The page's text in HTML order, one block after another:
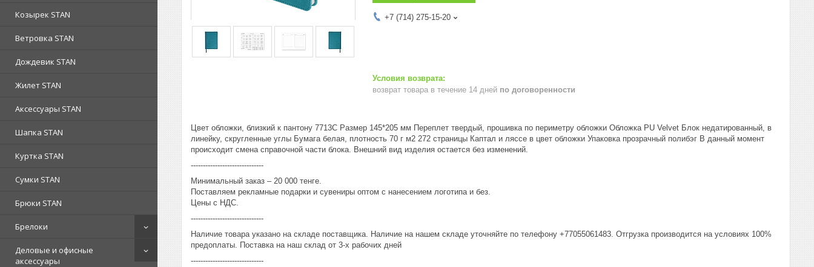
Козырек STAN
Ветровка STAN
Дождевик STAN
Жилет STAN
Аксессуары STAN
Шапка STAN
Куртка STAN
Сумки STAN
Брюки STAN
Брелоки
Деловые и офисные
аксессуары
+7 (714) 275-15-20
возврат товара в течение 14 дней по договоренности
Цвет обложки, близкий к пантону 7713C Размер 145*205 мм Переплет твердый, прошивка по периметру обложки Обложка PU Velvet Блок недатированный, в
линейку, скругленные углы Бумага белая, плотность 70 г м2 272 страницы Каптал и ляссе в цвет обложки Упаковка прозрачный полибэг В данный момент
происходит смена справочной части блока. Внешний вид изделия остается без изменений.
------------------------------
Минимальный заказ – 20 000 тенге.
Поставляем рекламные подарки и сувениры оптом с нанесением логотипа и без.
Цены с НДС.
------------------------------
Наличие товара указано на складе поставщика. Наличие на нашем складе уточняйте по телефону +77055061483. Отгрузка производится на условиях 100%
предоплаты. Поставка на наш склад от 3-x рабочих дней
------------------------------